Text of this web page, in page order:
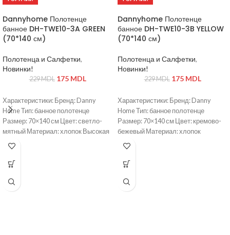
Dannyhome Полотенце
банное DH-TWE10-3A GREEN
(70*140 см)
Полотенца и Салфетки,
Новинки!
229MDL 175 MDL
Характеристики: Бренд: Danny
Home Тип: банное полотенце
Размер: 70×140 см Цвет: светло-
мятный Материал: хлопок Высокая
впитываемость Мягкое и приятное
для ежедневного использования
Dannyhome Полотенце
банное DH-TWE10-3B YELLOW
(70*140 см)
Полотенца и Салфетки,
Новинки!
229MDL 175 MDL
Характеристики: Бренд: Danny
Home Тип: банное полотенце
Размер: 70×140 см Цвет: кремово-
бежевый Материал: хлопок
Высокая впитываемость Мягкое и
Подходит для ежедневного